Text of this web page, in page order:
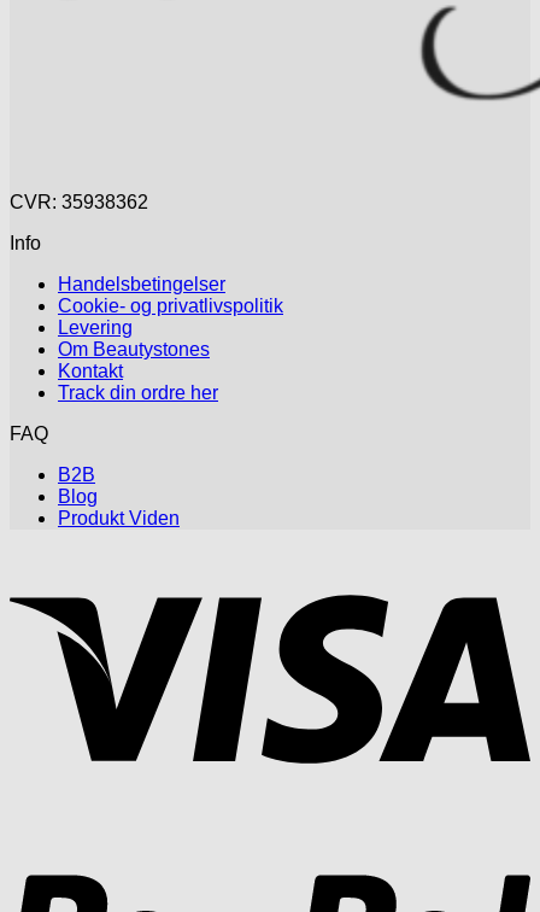
CVR: 35938362
Info
Handelsbetingelser
Cookie- og privatlivspolitik
Levering
Om Beautystones
Kontakt
Track din ordre her
FAQ
B2B
Blog
Produkt Viden